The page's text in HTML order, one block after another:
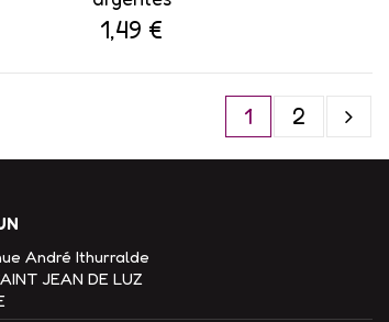
1,49 €
1 2
André Ithurralde
JEAN DE LUZ